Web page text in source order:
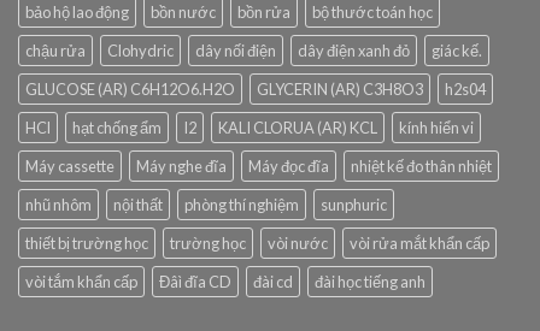
bảo hộ lao động
bồn nước bồn rửa
bộ thước toán học
chậu rửa
Clohydric dây nối điện dây điện xanh đỏ
giác kế.
GLUCOSE (AR) C6H12O6.H2O
GLYCERIN (AR) C3H8O3
h2s04
HCl
hạt chống ẩm I2 KALI CLORUA (AR) KCL
kính hiển vi
Máy cassette
Máy nghe đĩa Máy đọc đĩa
nhiệt kế đo thân nhiệt
nhũ nhôm
nội thất phòng thí nghiệm
sunphuric
thiết bị trường học
trường học vòi nước
vòi rửa mắt khẩn cấp
vòi tắm khẩn cấp
Đâì đĩa CD đài cd đài học tiếng anh